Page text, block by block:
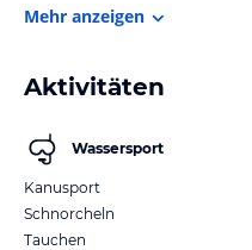
Mehr anzeigen
Aktivitäten
Wassersport
Kanusport
Schnorcheln
Tauchen